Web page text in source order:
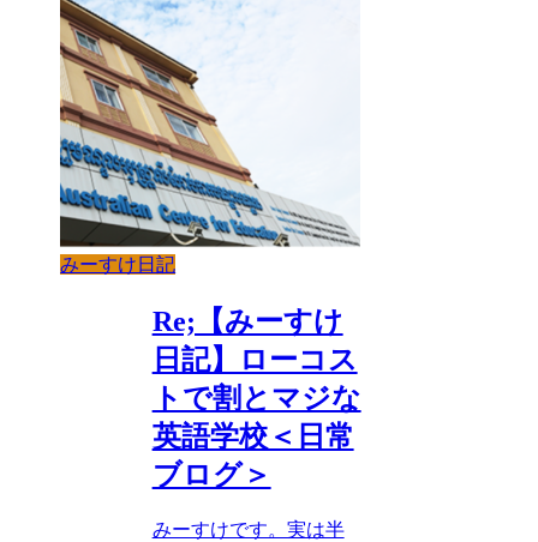
みーすけ日記
Re;【みーすけ
日記】ローコス
トで割とマジな
英語学校＜日常
ブログ＞
みーすけです。実は半